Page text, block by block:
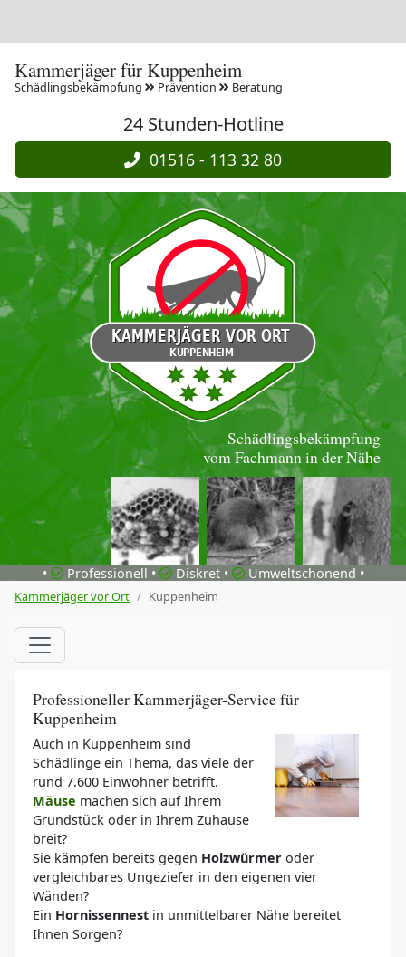
Kammerjäger für Kuppenheim
Schädlingsbekämpfung Prävention Beratung
24 Stunden-Hotline
01516 - 113 32 80
Schädlingsbekämpfung
vom Fachmann in der Nähe
• Professionell • Diskret • Umweltschonend •
Kammerjäger vor Ort Kuppenheim
Professioneller Kammerjäger-Service für
Kuppenheim
Auch in Kuppenheim sind
Schädlinge ein Thema, das viele der
rund 7.600 Einwohner betrifft.
Mäuse machen sich auf Ihrem
Grundstück oder in Ihrem Zuhause
breit?
Sie kämpfen bereits gegen Holzwürmer oder
vergleichbares Ungeziefer in den eigenen vier
Wänden?
Ein Hornissennest in unmittelbarer Nähe bereitet
Ihnen Sorgen?